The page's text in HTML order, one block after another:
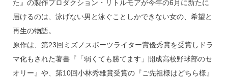
た』の製作プロダクション・リトルモアが今年の6月に新たに
届けるのは、泳げない男と泳ぐことしかできない女の、希望と
再生の物語。
原作は、第23回ミズノスポーツライター賞優秀賞を受賞しドラ
マ化もされた著書『「弱くても勝てます」開成高校野球部のセ
オリー』や、第10回小林秀雄賞受賞の『ご先祖様はどちら様』